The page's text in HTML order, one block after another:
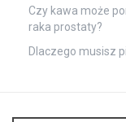
Czy kawa może
raka prostaty?
Dlaczego musisz